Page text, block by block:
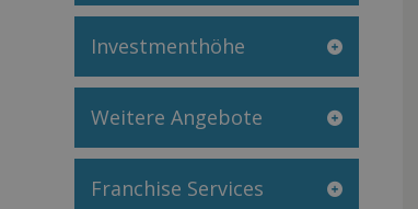
Investmenthöhe
Weitere Angebote
Franchise Services